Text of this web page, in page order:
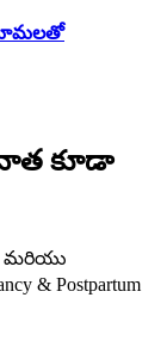
కూడా
మరియు
& Postpartum